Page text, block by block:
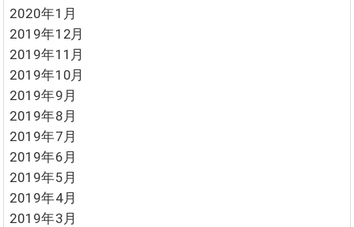
2020年1月
2019年12月
2019年11月
2019年10月
2019年9月
2019年8月
2019年7月
2019年6月
2019年5月
2019年4月
2019年3月